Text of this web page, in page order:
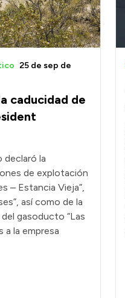
caducidad de
25 de sep de
declaró la
de explotación
– Estancia Vieja”,
así como de la
gasoducto “Las
a la empresa